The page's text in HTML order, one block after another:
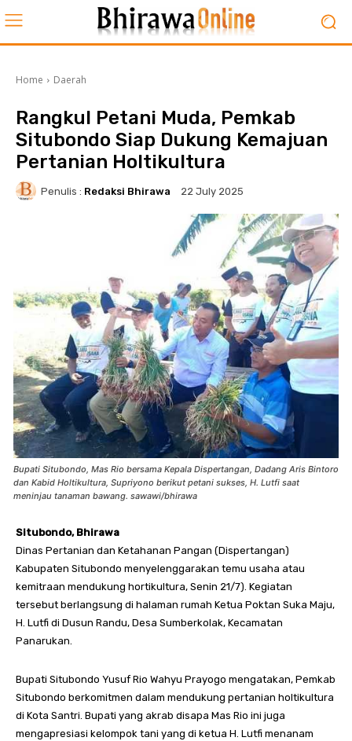
Home Daerah
Rangkul Petani Muda, Pemkab
Situbondo Siap Dukung Kemajuan
Pertanian Holtikultura
Penulis : Redaksi Bhirawa 22 July 2025
Bupati Situbondo, Mas Rio bersama Kepala Dispertangan, Dadang Aris Bintoro
dan Kabid Holtikultura, Supriyono berikut petani sukses, H. Lutfi saat
meninjau tanaman bawang. sawawi/bhirawa
Situbondo, Bhirawa
Dinas Pertanian dan Ketahanan Pangan (Dispertangan)
Kabupaten Situbondo menyelenggarakan temu usaha atau
kemitraan mendukung hortikultura, Senin 21/7). Kegiatan
tersebut berlangsung di halaman rumah Ketua Poktan Suka Maju,
H. Lutfi di Dusun Randu, Desa Sumberkolak, Kecamatan
Panarukan.
Bupati Situbondo Yusuf Rio Wahyu Prayogo mengatakan, Pemkab
Situbondo berkomitmen dalam mendukung pertanian holtikultura
di Kota Santri. Bupati yang akrab disapa Mas Rio ini juga
mengapresiasi kelompok tani yang di ketua H. Lutfi menanam